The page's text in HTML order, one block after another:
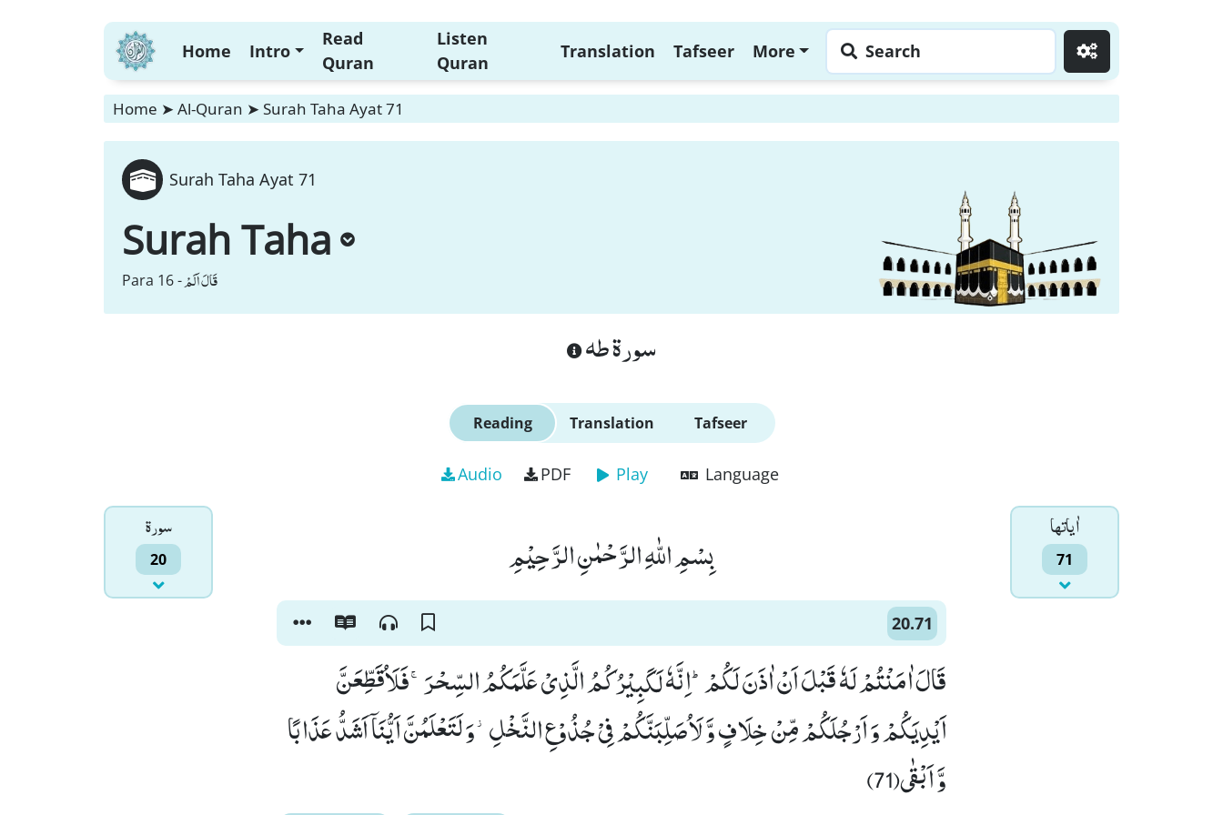
Home Intro
Read
Quran
Listen
Quran
Translation Tafseer More Search
Home ➤ Al-Quran ➤ Surah Taha Ayat 71
Surah Taha Ayat 71
Surah Taha
Para 16 -قَالَ اَلَمْ
سورة طه
Reading Translation Tafseer
Audio PDF Play Language
سورۃ
20
اٰياتها
71 بِسْمِ اللّٰهِ الرَّحْمٰنِ الرَّحِیْمِ
20.71
قَالَ اٰمَنْتُمْ لَهٗ قَبْلَ اَنْ اٰذَنَ لَكُمْؕ-اِنَّهٗ لَكَبِیْرُكُمُ الَّذِیْ عَلَّمَكُمُ السِّحْرَۚ-فَلَاُقَطِّعَنَّ
اَیْدِیَكُمْ وَ اَرْجُلَكُمْ مِّنْ خِلَافٍ وَّ لَاُصَلِّبَنَّكُمْ فِیْ جُذُوْعِ النَّخْلِ٘-وَ لَتَعْلَمُنَّ اَیُّنَاۤ اَشَدُّ عَذَابًا
وَّ اَبْقٰى(71)